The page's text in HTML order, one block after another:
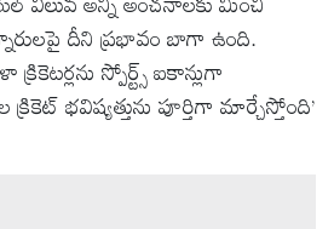
దీని ప్రభావం బాగా ఉంది.
స్పోర్ట్స్ ఐకాన్లుగా
భవిష్యత్తును పూర్తిగా మార్చేస్తోంది’